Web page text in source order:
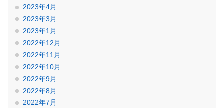
2023年4月
2023年3月
2023年1月
2022年12月
2022年11月
2022年10月
2022年9月
2022年8月
2022年7月